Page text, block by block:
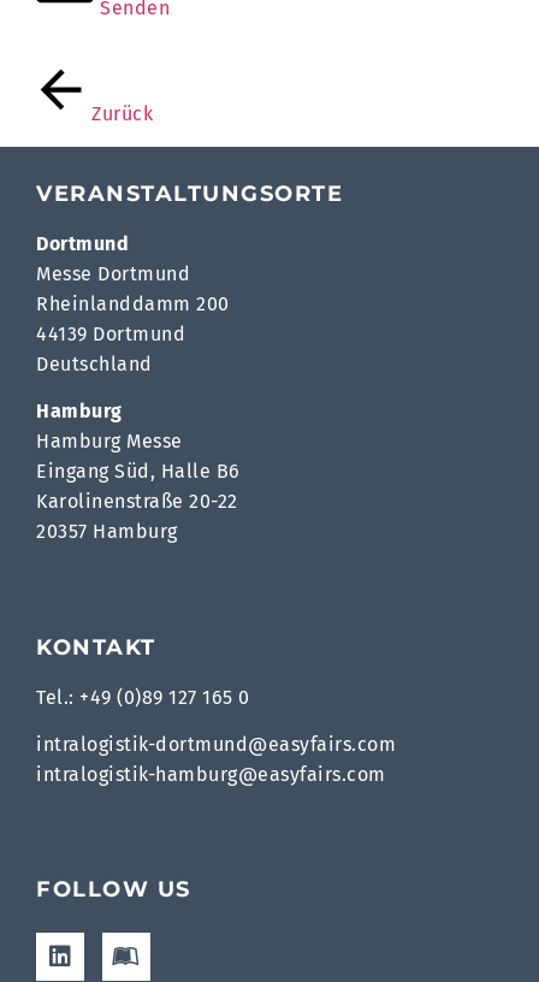
Senden
Zurück
VERANSTALTUNGSORTE
Dortmund
Messe Dortmund
Rheinlanddamm 200
44139 Dortmund
Deutschland
Hamburg
Hamburg Messe
Eingang Süd, Halle B6
Karolinenstraße 20-22
20357 Hamburg
KONTAKT
Tel.: +49 (0)89 127 165 0
intralogistik-dortmund@easyfairs.com
intralogistik-hamburg@easyfairs.com
FOLLOW US